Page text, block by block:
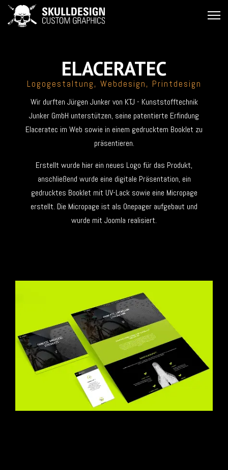
ELACERATEC
Logogestaltung, Webdesign, Printdesign
Wir durften Jürgen Junker von KTJ - Kunststofftechnik
Junker GmbH unterstützen, seine patentierte Erfindung
Elaceratec im Web sowie in einem gedrucktem Booklet zu
präsentieren.
Erstellt wurde hier ein neues Logo für das Produkt,
anschließend wurde eine digitale Präsentation, ein
gedrucktes Booklet mit UV-Lack sowie eine Micropage
erstellt. Die Micropage ist als Onepager aufgebaut und
wurde mit Joomla realisiert.